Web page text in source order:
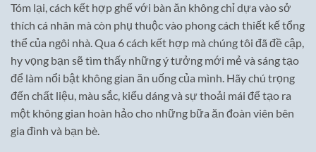
Tóm lại, cách kết hợp ghế với bàn ăn không chỉ dựa vào sở
thích cá nhân mà còn phụ thuộc vào phong cách thiết kế tổng
thể của ngôi nhà. Qua 6 cách kết hợp mà chúng tôi đã đề cập,
hy vọng bạn sẽ tìm thấy những ý tưởng mới mẻ và sáng tạo
để làm nổi bật không gian ăn uống của mình. Hãy chú trọng
đến chất liệu, màu sắc, kiểu dáng và sự thoải mái để tạo ra
một không gian hoàn hảo cho những bữa ăn đoàn viên bên
gia đình và bạn bè.